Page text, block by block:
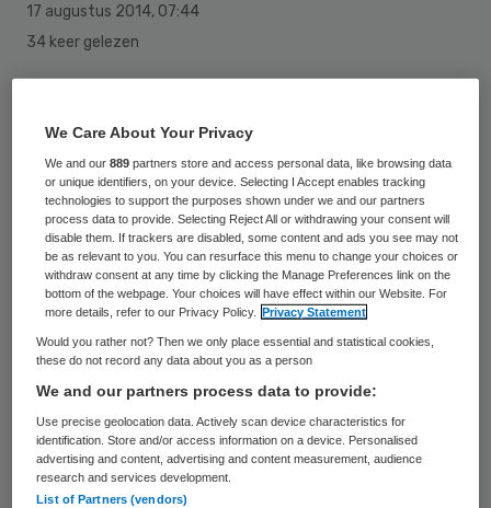
17 augustus 2014, 07:44
34 keer gelezen
vindt het instellen van een prijsplafond in de
zorg een goede zaak. Zes van de tien denkt
zelfs dat een prijsplafond onvermijdelijk is
om de zorg op termijn betaalbaar te
houden. Dat blijkt uit onderzoek van
EenVandaag.
EenVandaag bevroeg samen met de Orde
van Medisch Specialisten tweeduizend
specialisten van tientallen disciplines over
het onderwerp. De meerderheid is voor een
prijsplafond, maar waagt zich niet aan
We Care About Your Privacy
We and our889 partners store and access personal data, like browsing data
or unique identifiers, on your device. Selecting I Accept enables tracking
technologies to support the purposes shown under we and our partners
process data to provide. Selecting Reject All or withdrawing your consent will
disable them. If trackers are disabled, some content and ads you see may not
be as relevant to you. You can resurface this menu to change your choices or
withdraw consent at any time by clicking the Manage Preferences link on the
bottom of the webpage. Your choices will have effect within our Website. For
more details, refer to our Privacy Policy.
Privacy Statement
Would you rather not? Then we only place essential and statistical cookies,
these do not record any data about you as a person
We and our partners process data to provide:
Use precise geolocation data. Actively scan device characteristics for
identification. Store and/or access information on a device. Personalised
advertising and content, advertising and content measurement, audience
research and services development.
List of Partners (vendors)